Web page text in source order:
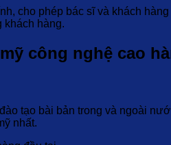
cho phép bác sĩ và khách
hàng.
công nghệ cao
tạo bài bản trong và ngoài
nhất.